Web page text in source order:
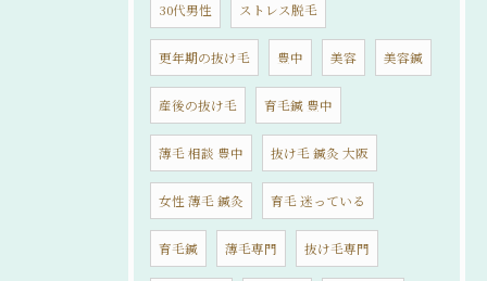
30代男性 ストレス脱毛
更年期の抜け毛 豊中 美容 美容鍼
産後の抜け毛 育毛鍼 豊中
薄毛 相談 豊中 抜け毛 鍼灸 大阪
女性 薄毛 鍼灸 育毛 迷っている
育毛鍼 薄毛専門 抜け毛専門